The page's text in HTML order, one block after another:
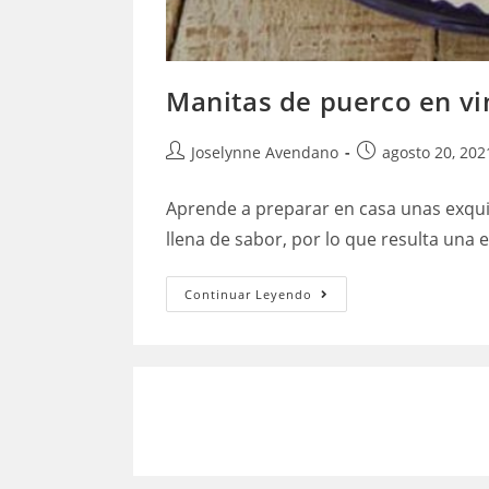
Manitas de puerco en
Autor
la
entrada:
Joselynne Avendano
Publicación
entrada:
agosto 20,
Aprende a preparar en casa unas
llena de sabor, por lo que resulta una
Continuar Leyendo
de